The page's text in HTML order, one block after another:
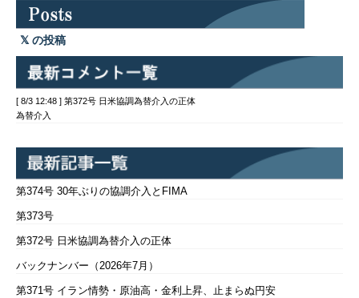
の投稿
[ 8/3 12:48 ] 第372号 日米協調為替介入の正体
為替介入
第374号 30年ぶりの協調介入とFIMA
第373号
第372号 日米協調為替介入の正体
バックナンバー（2026年7月）
第371号 イラン情勢・原油高・金利上昇、止まらぬ円安